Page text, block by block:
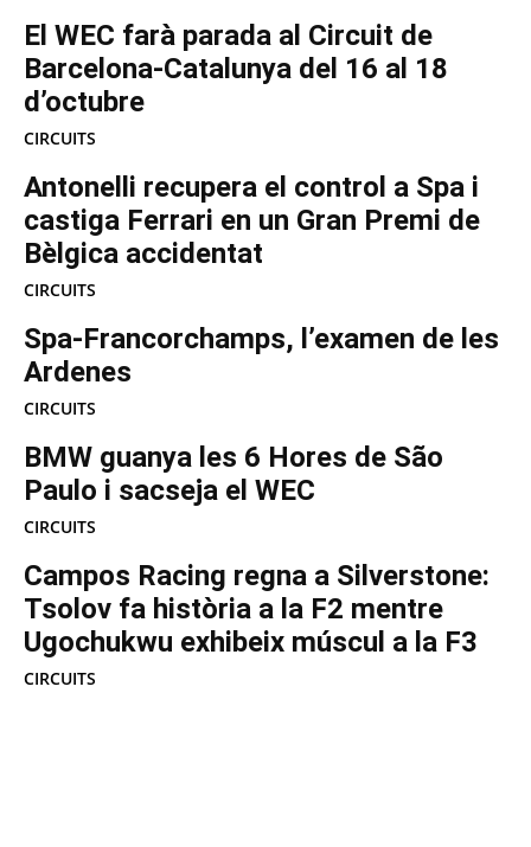
El WEC farà parada al Circuit de
Barcelona-Catalunya del 16 al 18
d’octubre
CIRCUITS
Antonelli recupera el control a Spa i
castiga Ferrari en un Gran Premi de
Bèlgica accidentat
CIRCUITS
Spa-Francorchamps, l’examen de les
Ardenes
CIRCUITS
BMW guanya les 6 Hores de São
Paulo i sacseja el WEC
CIRCUITS
Campos Racing regna a Silverstone:
Tsolov fa història a la F2 mentre
Ugochukwu exhibeix múscul a la F3
CIRCUITS